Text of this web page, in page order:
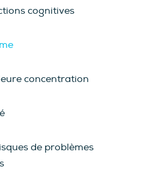
cognitives
concentration
de problèmes